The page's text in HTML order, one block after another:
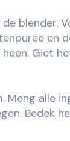
blender.
en
Giet
Meng alle
Bedek